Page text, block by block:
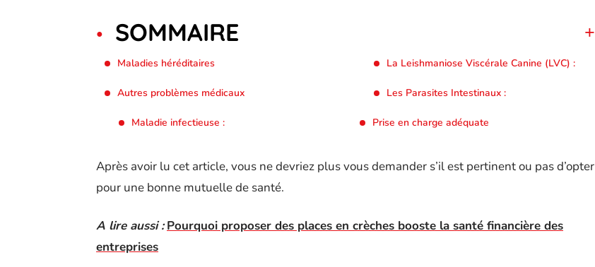
SOMMAIRE
Maladies héréditaires
Autres problèmes médicaux
Maladie infectieuse :
La Leishmaniose Viscérale Canine (LVC) :
Les Parasites Intestinaux :
Prise en charge adéquate
Après avoir lu cet article, vous ne devriez plus vous demander s’il est pertinent ou pas d’opter
pour une bonne mutuelle de santé.
A lire aussi : Pourquoi proposer des places en crèches booste la santé financière des
entreprises